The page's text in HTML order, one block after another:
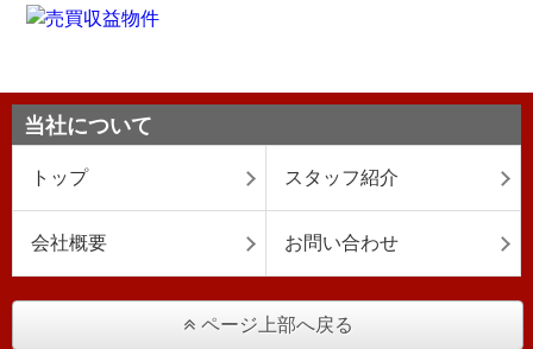
当社について
トップ スタッフ紹介
会社概要 お問い合わせ
ページ上部へ戻る